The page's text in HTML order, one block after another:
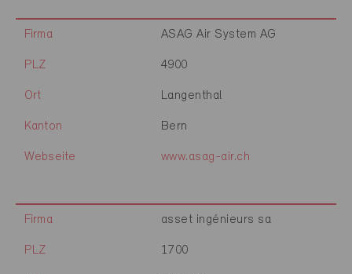
Firma ASAG Air System AG
PLZ 4900
Ort Langenthal
Kanton Bern
Webseite www.asag-air.ch
Firma asset ingénieurs sa
PLZ 1700